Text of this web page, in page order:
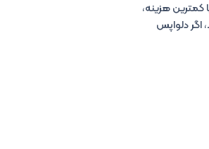
هزینه،
اگر دلواپس